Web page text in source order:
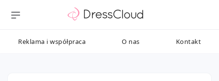
Reklama i współpraca O nas Kontakt